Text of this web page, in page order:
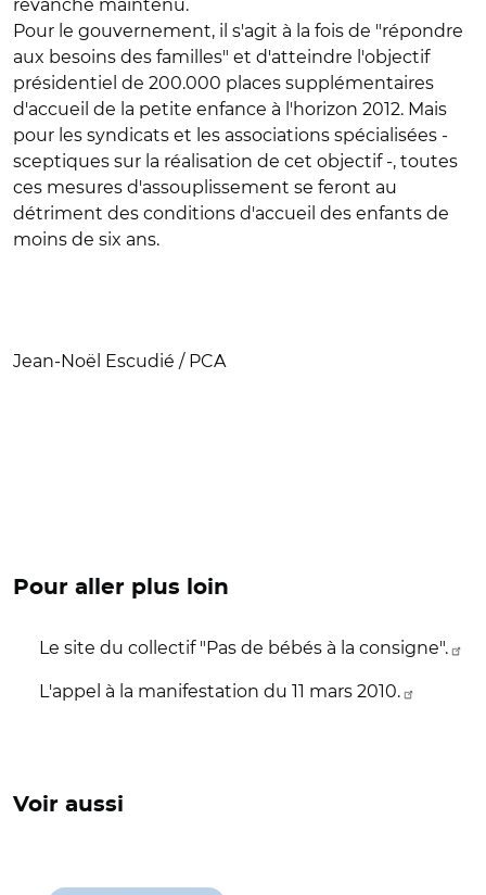
revanche maintenu.
Pour le gouvernement, il s'agit à la fois de "répondre
aux besoins des familles" et d'atteindre l'objectif
présidentiel de 200.000 places supplémentaires
d'accueil de la petite enfance à l'horizon 2012. Mais
pour les syndicats et les associations spécialisées -
sceptiques sur la réalisation de cet objectif -, toutes
ces mesures d'assouplissement se feront au
détriment des conditions d'accueil des enfants de
moins de six ans.
Jean-Noël Escudié / PCA
Pour aller plus loin
Le site du collectif "Pas de bébés à la consigne".
L'appel à la manifestation du 11 mars 2010.
Voir aussi